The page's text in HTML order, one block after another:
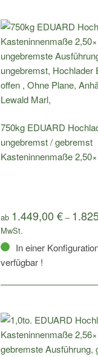
750kg EDUARD
ungebremst / gebremst
Kasteninnenmaße
ab 1.449,00€ –
In einer
verfügbar !